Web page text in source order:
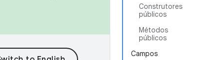
Construtores
públicos
Métodos
públicos
Campos